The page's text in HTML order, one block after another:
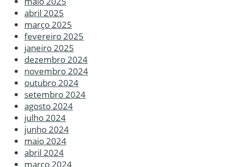
abril 2025
março 2025
fevereiro 2025
janeiro 2025
dezembro 2024
novembro 2024
outubro 2024
setembro 2024
agosto 2024
julho 2024
junho 2024
maio 2024
abril 2024
março 2024